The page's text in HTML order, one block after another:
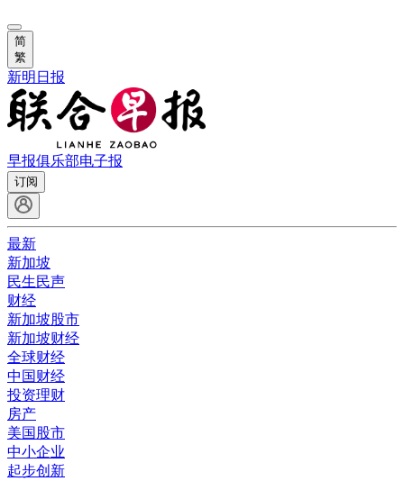
简
繁
新明日报
早报俱乐部电子报
订阅
最新
新加坡
民生民声
财经
新加坡股市
新加坡财经
全球财经
中国财经
投资理财
房产
美国股市
中小企业
起步创新